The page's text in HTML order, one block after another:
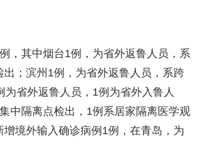
，其中烟台1例，为省外返鲁人员，系
；滨州1例，为省外返鲁人员，系跨
省外返鲁人员，1例为省外入鲁人
中隔离点检出，1例系居家隔离医学观
境外输入确诊病例1例，在青岛，为